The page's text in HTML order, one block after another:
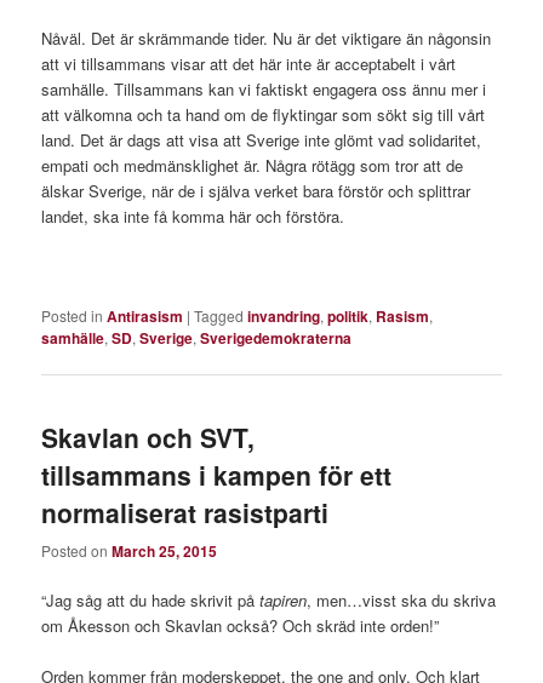
Nåväl. Det är skrämmande tider. Nu är det viktigare än någonsin
att vi tillsammans visar att det här inte är acceptabelt i vårt
samhälle. Tillsammans kan vi faktiskt engagera oss ännu mer i
att välkomna och ta hand om de flyktingar som sökt sig till vårt
land. Det är dags att visa att Sverige inte glömt vad solidaritet,
empati och medmänsklighet är. Några rötägg som tror att de
älskar Sverige, när de i själva verket bara förstör och splittrar
landet, ska inte få komma här och förstöra.
Posted in Antirasism |Tagged invandring,politik, Rasism,
samhälle,SD,Sverige,Sverigedemokraterna
Skavlan och SVT,
tillsammans i kampen för ett
normaliserat rasistparti
Posted onMarch 25, 2015
“Jag såg att du hade skrivit påtapiren, men…visst ska du skriva
om Åkesson och Skavlan också? Och skräd inte orden!”
Orden kommer från moderskeppet, the one and only. Och klart